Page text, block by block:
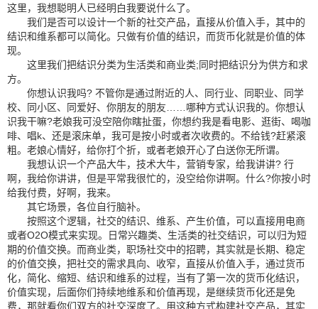
这里，我想聪明人已经明白我要说什么了。
我们是否可以设计一个新的社交产品，直接从价值入手，其中的
结识和维系都可以简化。只做有价值的结识，而货币化就是价值的体
现。
这里我们把结识分类为生活类和商业类;同时把结识分为供方和求
方。
你想认识我吗? 不管你是通过附近的人、同行业、同职业、同学
校、同小区、同爱好、你朋友的朋友……哪种方式认识我的。你想认
识我干嘛?老娘我可没空陪你瞎扯蛋，你想约我是看电影、逛街、喝咖
啡、唱k、还是滚床单，我可是按小时或者次收费的。不给钱?赶紧滚
粗。老娘心情好，给你打个折，或者老娘开心了白送你无所谓。
我想认识一个产品大牛，技术大牛，营销专家，给我讲讲? 行
啊，我给你讲讲，但是平常我很忙的，没空给你讲啊。什么?你按小时
给我付费，好啊，我来。
其它场景，各位自行脑补。
按照这个逻辑，社交的结识、维系、产生价值，可以直接用电商
或者O2O模式来实现。日常兴趣类、生活类的社交结识，可以归为短
期的价值交换。而商业类，职场社交中的招聘，其实就是长期、稳定
的价值交换，把社交的需求具向、收窄，直接从价值入手，通过货币
化，简化、缩短、结识和维系的过程，当有了第一次的货币化结识，
价值实现，后面你们持续地维系和价值再现，是继续货币化还是免
费，那就看你们双方的社交深度了。用这种方式构建社交产品，其实